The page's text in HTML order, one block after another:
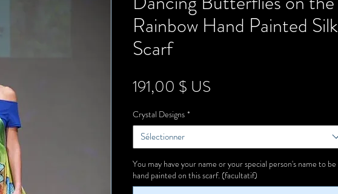
Rainbow Hand Painted Silk
Scarf
191,00 $ US
Crystal Designs *
Sélectionner
You may have your name or your special person's name to be
hand painted on this scarf. (facultatif)